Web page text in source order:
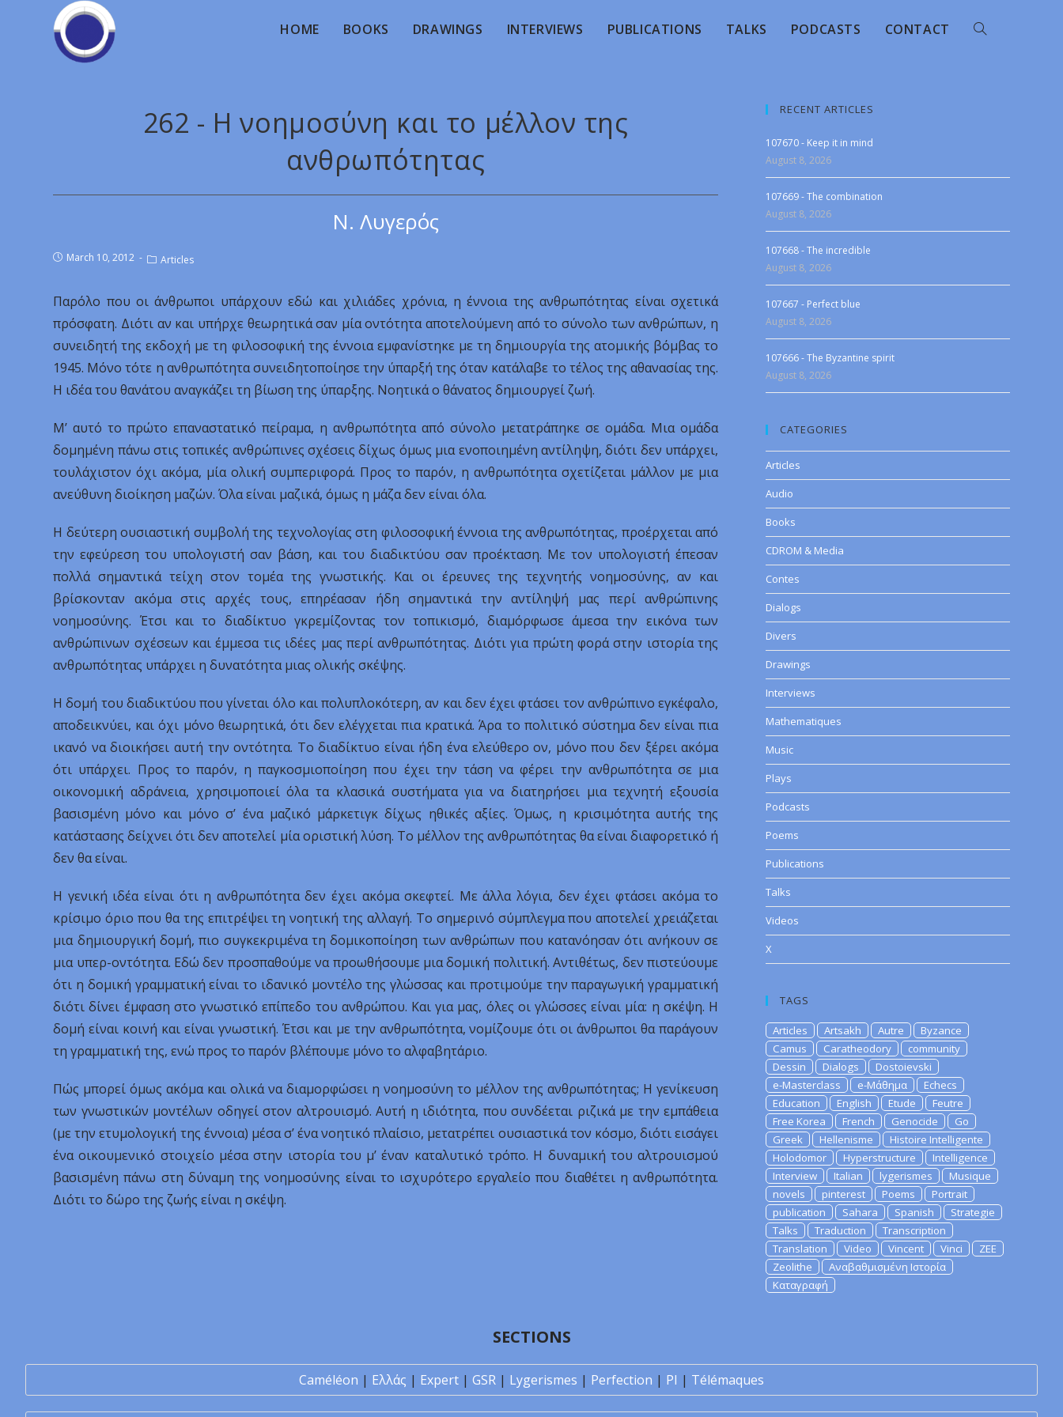
HOME BOOKS DRAWINGS INTERVIEWS PUBLICATIONS TALKS PODCASTS CONTACT
262 - Η νοημοσύνη και το μέλλον της
ανθρωπότητας
Ν. Λυγερός
March 10, 2012 Articles
Παρόλο που οι άνθρωποι υπάρχουν εδώ και χιλιάδες χρόνια, η έννοια της ανθρωπότητας είναι σχετικά
πρόσφατη. Διότι αν και υπήρχε θεωρητικά σαν μία οντότητα αποτελούμενη από το σύνολο των ανθρώπων, η
συνειδητή της εκδοχή με τη φιλοσοφική της έννοια εμφανίστηκε με τη δημιουργία της ατομικής βόμβας το
1945. Μόνο τότε η ανθρωπότητα συνειδητοποίησε την ύπαρξή της όταν κατάλαβε το τέλος της αθανασίας της.
Η ιδέα του θανάτου αναγκάζει τη βίωση της ύπαρξης. Νοητικά ο θάνατος δημιουργεί ζωή.
Μ’ αυτό το πρώτο επαναστατικό πείραμα, η ανθρωπότητα από σύνολο μετατράπηκε σε ομάδα. Μια ομάδα
δομημένη πάνω στις τοπικές ανθρώπινες σχέσεις δίχως όμως μια ενοποιημένη αντίληψη, διότι δεν υπάρχει,
τουλάχιστον όχι ακόμα, μία ολική συμπεριφορά. Προς το παρόν, η ανθρωπότητα σχετίζεται μάλλον με μια
ανεύθυνη διοίκηση μαζών. Όλα είναι μαζικά, όμως η μάζα δεν είναι όλα.
Η δεύτερη ουσιαστική συμβολή της τεχνολογίας στη φιλοσοφική έννοια της ανθρωπότητας, προέρχεται από
την εφεύρεση του υπολογιστή σαν βάση, και του διαδικτύου σαν προέκταση. Με τον υπολογιστή έπεσαν
πολλά σημαντικά τείχη στον τομέα της γνωστικής. Και οι έρευνες της τεχνητής νοημοσύνης, αν και
βρίσκονταν ακόμα στις αρχές τους, επηρέασαν ήδη σημαντικά την αντίληψή μας περί ανθρώπινης
νοημοσύνης. Έτσι και το διαδίκτυο γκρεμίζοντας τον τοπικισμό, διαμόρφωσε άμεσα την εικόνα των
ανθρώπινων σχέσεων και έμμεσα τις ιδέες μας περί ανθρωπότητας. Διότι για πρώτη φορά στην ιστορία της
ανθρωπότητας υπάρχει η δυνατότητα μιας ολικής σκέψης.
Η δομή του διαδικτύου που γίνεται όλο και πολυπλοκότερη, αν και δεν έχει φτάσει τον ανθρώπινο εγκέφαλο,
αποδεικνύει, και όχι μόνο θεωρητικά, ότι δεν ελέγχεται πια κρατικά. Άρα το πολιτικό σύστημα δεν είναι πια
ικανό να διοικήσει αυτή την οντότητα. Το διαδίκτυο είναι ήδη ένα ελεύθερο ον, μόνο που δεν ξέρει ακόμα
ότι υπάρχει. Προς το παρόν, η παγκοσμιοποίηση που έχει την τάση να φέρει την ανθρωπότητα σε μια
οικονομική αδράνεια, χρησιμοποιεί όλα τα κλασικά συστήματα για να διατηρήσει μια τεχνητή εξουσία
βασισμένη μόνο και μόνο σ’ ένα μαζικό μάρκετιγκ δίχως ηθικές αξίες. Όμως, η κρισιμότητα αυτής της
κατάστασης δείχνει ότι δεν αποτελεί μία οριστική λύση. Το μέλλον της ανθρωπότητας θα είναι διαφορετικό ή
δεν θα είναι.
Η γενική ιδέα είναι ότι η ανθρωπότητα δεν έχει ακόμα σκεφτεί. Με άλλα λόγια, δεν έχει φτάσει ακόμα το
κρίσιμο όριο που θα της επιτρέψει τη νοητική της αλλαγή. Το σημερινό σύμπλεγμα που αποτελεί χρειάζεται
μια δημιουργική δομή, πιο συγκεκριμένα τη δομικοποίηση των ανθρώπων που κατανόησαν ότι ανήκουν σε
μια υπερ-οντότητα. Εδώ δεν προσπαθούμε να προωθήσουμε μια δομική πολιτική. Αντιθέτως, δεν πιστεύουμε
ότι η δομική γραμματική είναι το ιδανικό μοντέλο της γλώσσας και προτιμούμε την παραγωγική γραμματική
διότι δίνει έμφαση στο γνωστικό επίπεδο του ανθρώπου. Και για μας, όλες οι γλώσσες είναι μία: η σκέψη. Η
δομή είναι κοινή και είναι γνωστική. Έτσι και με την ανθρωπότητα, νομίζουμε ότι οι άνθρωποι θα παράγουν
τη γραμματική της, ενώ προς το παρόν βλέπουμε μόνο το αλφαβητάριο.
Πώς μπορεί όμως ακόμα και ολικά να διαμορφώσει η νοημοσύνη το μέλλον της ανθρωπότητας; Η γενίκευση
των γνωστικών μοντέλων οδηγεί στον αλτρουισμό. Αυτή η ιδιότητα, που συνδέεται ριζικά με την εμπάθεια
(με την ετυμολογική της έννοια) μέσα σ’ ένα νοητικό πλαίσιο, μετατρέπει ουσιαστικά τον κόσμο, διότι εισάγει
ένα οικουμενικό στοιχείο μέσα στην ιστορία του μ’ έναν καταλυτικό τρόπο. Η δυναμική του αλτρουισμού
βασισμένη πάνω στη δύναμη της νοημοσύνης είναι το ισχυρότερο εργαλείο που διαθέτει η ανθρωπότητα.
Διότι το δώρο της ζωής είναι η σκέψη.
RECENT ARTICLES
107670 - Keep it in mind
August 8, 2026
107669 - The combination
August 8, 2026
107668 - The incredible
August 8, 2026
107667 - Perfect blue
August 8, 2026
107666 - The Byzantine spirit
August 8, 2026
CATEGORIES
Articles
Audio
Books
CDROM & Media
Contes
Dialogs
Divers
Drawings
Interviews
Mathematiques
Music
Plays
Podcasts
Poems
Publications
Talks
Videos
X
TAGS
Articles Artsakh Autre
Byzance
Camus
Caratheodory
community
Dessin
Dialogs
Dostoievski
e-Masterclass
e-Μάθημα
Echecs
Education
English Etude
Feutre
Free Korea
French Genocide
Go
Greek
Hellenisme
Histoire Intelligente
Holodomor
Hyperstructure
Intelligence
Interview
Italian lygerismes
Musique
novels
pinterest Poems
Portrait
publication
Sahara Spanish
Strategie
Talks
Traduction
Transcription
Translation
Video Vincent Vinci
ZEE
Zeolithe
Αναβαθμισμένη Ιστορία
Καταγραφή
SECTIONS
Caméléon | Ελλάς | Expert | GSR | Lygerismes | Perfection | PI | Télémaques